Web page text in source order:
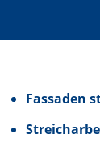
Fassaden